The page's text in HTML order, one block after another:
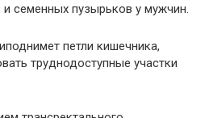
семенных пузырьков у мужчин.
петли кишечника,
труднодоступные участки